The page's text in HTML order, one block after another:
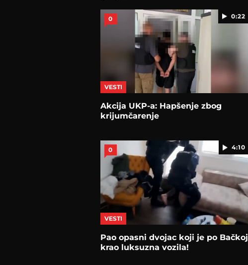
0:22
0
VESTI
Akcija UKP-a: Hapšenje zbog
krijumčarenje
4:10
0
VESTI
Pao opasni dvojac koji je po Bačkoj
krao luksuzna vozila!